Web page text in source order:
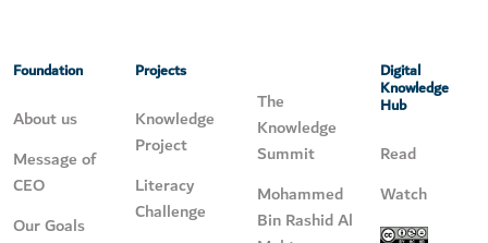
Foundation
About us
Message of
CEO
Our Goals
Projects
Knowledge
Project
Literacy
Challenge
The
Knowledge
Summit
Mohammed
Bin Rashid Al
Digital
Knowledge
Hub
Read
Watch